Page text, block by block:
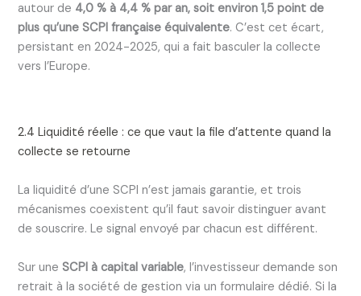
autour de 4,0 % à 4,4 % par an, soit environ 1,5 point de
plus qu’une SCPI française équivalente. C’est cet écart,
persistant en 2024-2025, qui a fait basculer la collecte
vers l’Europe.
2.4 Liquidité réelle : ce que vaut la file d’attente quand la
collecte se retourne
La liquidité d’une SCPI n’est jamais garantie, et trois
mécanismes coexistent qu’il faut savoir distinguer avant
de souscrire. Le signal envoyé par chacun est différent.
Sur une SCPI à capital variable, l’investisseur demande son
retrait à la société de gestion via un formulaire dédié. Si la